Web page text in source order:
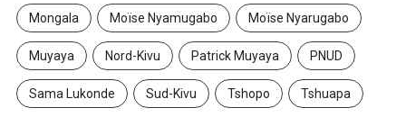
Mongala Moïse Nyamugabo Moïse Nyarugabo
Muyaya Nord-Kivu Patrick Muyaya PNUD
Sama Lukonde Sud-Kivu Tshopo Tshuapa